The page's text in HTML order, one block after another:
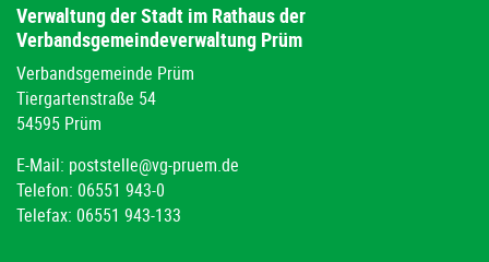
Verwaltung der Stadt im Rathaus der
Verbandsgemeindeverwaltung Prüm
Verbandsgemeinde Prüm
Tiergartenstraße 54
54595 Prüm
E-Mail: poststelle@vg-pruem.de
Telefon: 06551 943-0
Telefax: 06551 943-133